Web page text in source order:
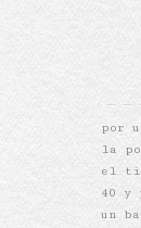
por
la
el
40 y
un